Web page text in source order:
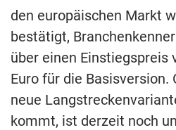
den europäischen Markt
bestätigt,
über einen Einstiegspreis
Euro für die Basisversion.
neue
kommt, ist derzeit noch